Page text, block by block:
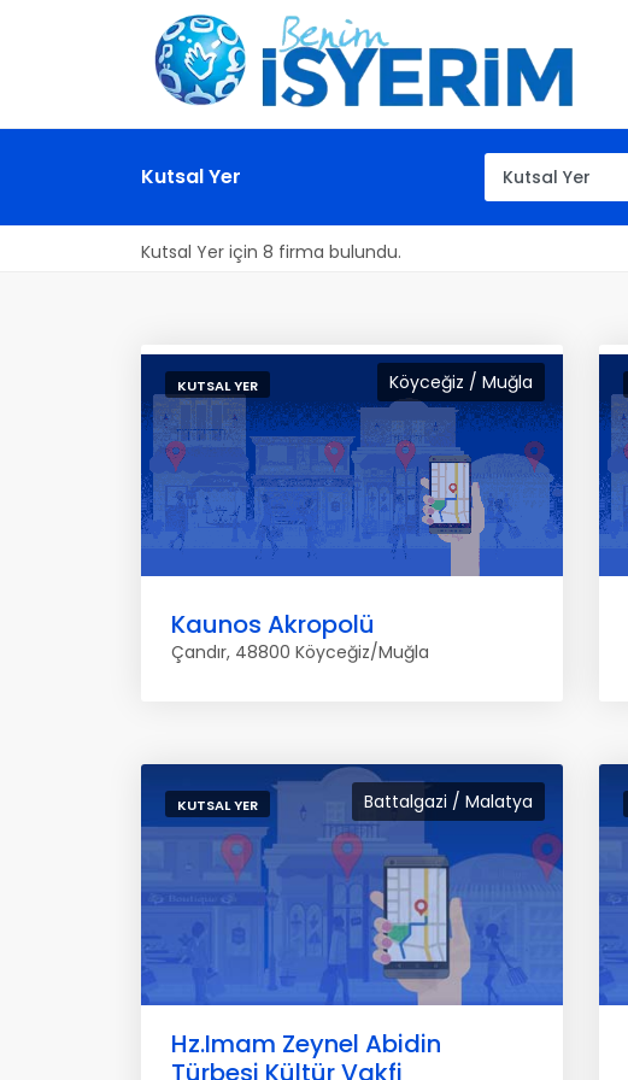
Kutsal Yer
Kutsal Yer için 8 firma bulundu.
Köyceğiz / Muğla
KUTSAL YER
Kaunos Akropolü
Çandır, 48800 Köyceğiz/Muğla
Battalgazi / Malatya
KUTSAL YER
Hz.Imam Zeynel Abidin
Türbesi Kültür Vakfi